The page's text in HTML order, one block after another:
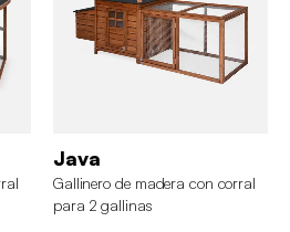
Java
Gallinero de madera con corral
para 2 gallinas